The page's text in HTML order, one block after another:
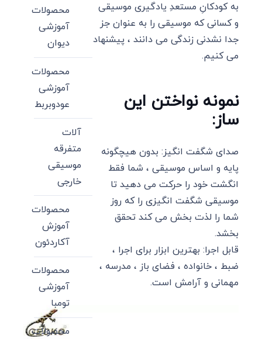
به کودکانِ مستعدِ یادگیری موسیقی
و کسانی که موسیقی را به عنوان جز
جدا نشدنی زندگی می دانند ، پیشنهاد
می کنیم.
نمونه نواختن این
ساز:
صدای شگفت انگیز: بدون هیچگونه
پایه و اساس موسیقی ، شما فقط
انگشت خود را حرکت می دهید تا
موسیقی شگفت انگیزی را که روز
شما را لذت بخش می کند تحقق
بخشد.
قابل اجرا: بهترین ابزار برای اجرا ،
ضبط ، خانواده ، فضای باز ، مدرسه ،
مهمانی و آرامش است.
محصولات
آموزشی
دیوان
محصولات
آموزشی
عودوبربط
آلات
متفرقه
موسیقی
خارجی
محصولات
آموزش
آکاردئون
محصولات
آموزشی
تومبا
محصولات